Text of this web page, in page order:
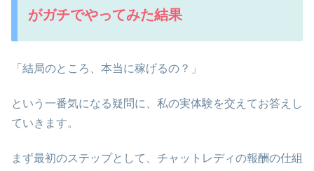
がガチでやってみた結果
「結局のところ、本当に稼げるの？」
という一番気になる疑問に、私の実体験を交えてお答えし
ていきます。
まず最初のステップとして、チャットレディの報酬の仕組